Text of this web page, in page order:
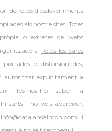
defotos d'esdeveniments
als nostre sites. Totes
o extretes de webs
Totes les cares
o distorsionades,
autoritzar explícitament a
fes-nos-ho saber a
surts i no vols aparèixer,
i